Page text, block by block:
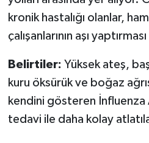
kronik hastalığı olanlar,
çalışanlarının aşı
Belirtiler: Yüksek ateş,
kuru öksürük ve boğaz
kendini gösteren İnfluenza
tedavi ile daha kolay